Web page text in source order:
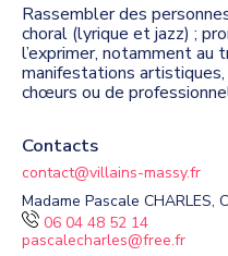
Rassembler des
choral (lyrique et jazz) ;
l’exprimer, notamment
manifestations
chœurs ou de
Contacts
contact@villains-massy.fr
Madame Pascale CHARLES,
06 04 48 52 14
pascalecharles@free.fr